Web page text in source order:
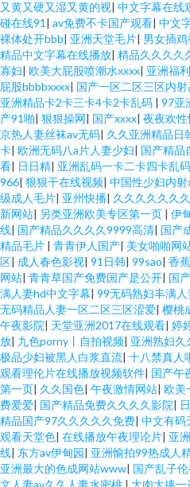
又黄又硬又湿又黄的视| 中文字幕在线
碰在线91 | av免费不卡国产观看| 中文
裸体处开bbb| 亚洲天堂毛片| 男女插
精品中文字幕在线播放| 精品久久久久
寡妇| 欧美大屁股喷潮水xxxx| 亚洲福
屁股bbbbxxxx| 国产一区二区三区内
亚洲精品卡2卡三卡4卡2卡乱码 | 97亚
产91啪| 狠狠操网| 国产xxxx| 夜夜欢
京热人妻丝袜av无码| 久久亚洲精品日
卡| 欧洲无码八a片人妻少妇| 国产精品
看| 日日精| 亚洲乱码一卡二卡四卡乱
966| 狠狠干在线视频| 中国性少妇内
级成人毛片| 亚州快播| 久久久久久久
新网站| 另类亚洲欧美专区第一页 | 伊
线| 国产精品久久久久9999高清| 国产
精品毛片 | 青青伊人国产| 美女啪啪网
区| 成人春色影视| 91日韩| 99sao| 香
网站| 青青草国产免费国产是公开| 国
满人妻hd中文字幕| 99无码熟妇丰满人
无码精品人妻一区二区三区涩爱| 樱桃
午夜影院| 天堂亚洲2017在线观看| 婷
放| 九色porny丨自拍视频| 亚洲熟妇久
极品少妇被黑人白浆直流| 十八禁真人
观看理伦片在线播放视频软件| 国产午
第一页| 久久国色| 午夜激情网站| 欧美
费爱爱| 国产精品免费久久久久影院|
精品国产97久久久久久免费| 中文有码
观看天堂色| 在线播放午夜理论片| 亚
线| 东方av伊甸园| 亚洲愉拍99热成人
亚洲最大的色成网站www| 国产乱子
文人妻av久久人妻水密桃 | 大肉大捧